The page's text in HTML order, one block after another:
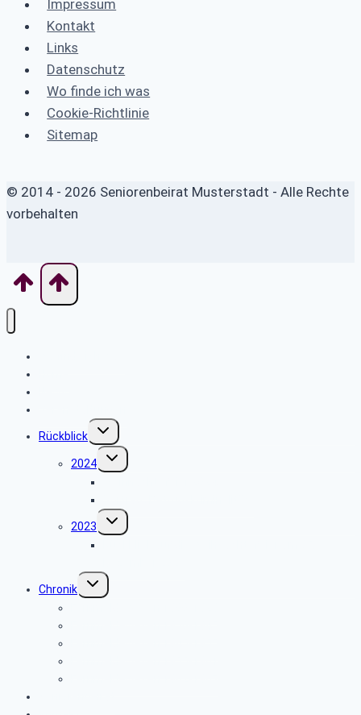
Impressum
Kontakt
Links
Datenschutz
Wo finde ich was
Cookie-Richtlinie
Sitemap
© 2014 - 2026 Seniorenbeirat Musterstadt - Alle Rechte
vorbehalten
Rückblick
Untermenü
umschalten
2024
Untermenü
umschalten
2023
Untermenü
umschalten
Chronik
Untermenü
umschalten